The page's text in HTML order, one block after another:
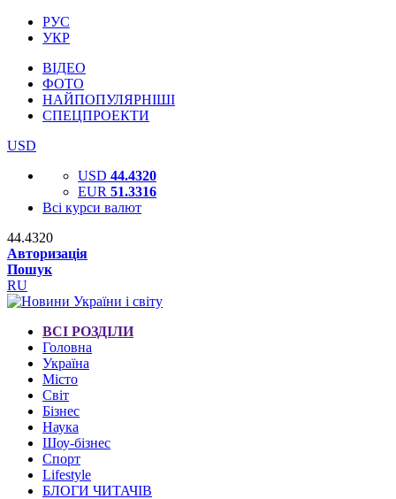
РУС
УКР
ВІДЕО
ФОТО
НАЙПОПУЛЯРНІШІ
СПЕЦПРОЕКТИ
USD
USD 44.4320
EUR 51.3316
Всі курси валют
44.4320
Авторизація
Пошук
RU
ВСІ РОЗДІЛИ
Головна
Україна
Місто
Світ
Бізнес
Наука
Шоу-бізнес
Спорт
Lifestyle
БЛОГИ ЧИТАЧІВ